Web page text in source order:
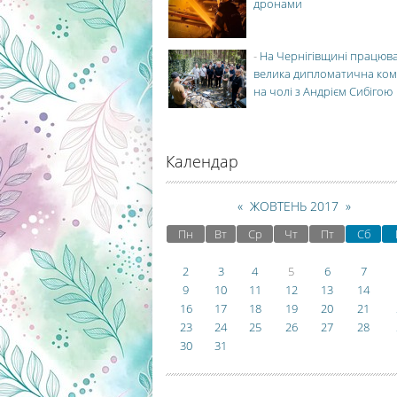
дронами
- На Чернігівщині
велика дипломатична
на чолі з Андрієм Сибігою
Календар
« ЖОВТЕНЬ 2017 »
Пн Вт Ср Чт Пт Сб
2
3 4 5 6 7
9
10 11 12 13 14
16
17 18 19 20 21
23
24 25 26 27 28
30
31